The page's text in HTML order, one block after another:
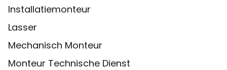
Installatiemonteur
Lasser
Mechanisch Monteur
Monteur Technische Dienst